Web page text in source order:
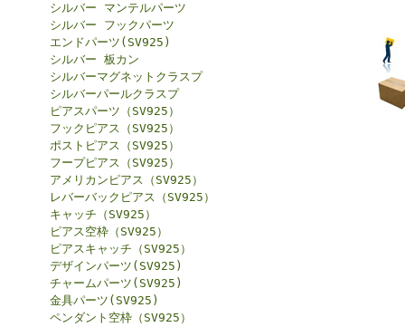
シルバー マンテルパーツ
シルバー フックパーツ
エンドパーツ(SV925)
シルバー 板カン
シルバーマグネットクラスプ
シルバーパールクラスプ
ピアスパーツ（SV925）
フックピアス（SV925）
ポストピアス（SV925）
フープピアス（SV925）
アメリカンピアス（SV925）
レバーバックピアス（SV925）
キャッチ（SV925）
ピアス空枠（SV925）
ピアスキャッチ（SV925）
デザインパーツ(SV925)
チャームパーツ(SV925)
金具パーツ(SV925)
ペンダント空枠（SV925）